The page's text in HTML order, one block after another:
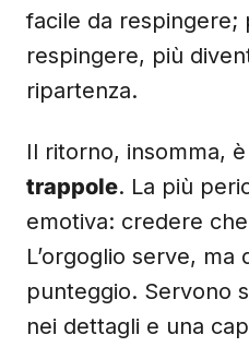
facile da respingere;
respingere, più
ripartenza.
Il ritorno, insomma,
trappole. La più
emotiva: credere
L’orgoglio serve,
punteggio. Servono
nei dettagli e una